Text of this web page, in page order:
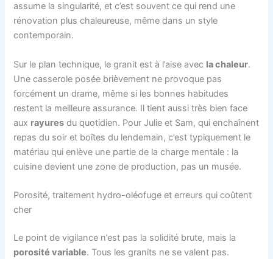
assume la singularité, et c’est souvent ce qui rend une
rénovation plus chaleureuse, même dans un style
contemporain.
Sur le plan technique, le granit est à l’aise avec la chaleur.
Une casserole posée brièvement ne provoque pas
forcément un drame, même si les bonnes habitudes
restent la meilleure assurance. Il tient aussi très bien face
aux rayures du quotidien. Pour Julie et Sam, qui enchaînent
repas du soir et boîtes du lendemain, c’est typiquement le
matériau qui enlève une partie de la charge mentale : la
cuisine devient une zone de production, pas un musée.
Porosité, traitement hydro-oléofuge et erreurs qui coûtent
cher
Le point de vigilance n’est pas la solidité brute, mais la
porosité variable. Tous les granits ne se valent pas.